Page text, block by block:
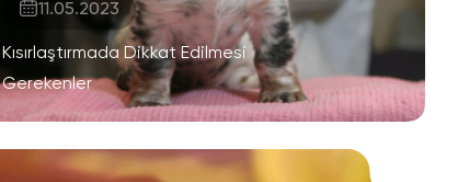
11.05.2023
Kısırlaştırmada Dikkat Edilmesi
Gerekenler